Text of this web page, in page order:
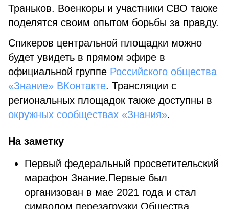
Траньков. Военкоры и участники СВО также
поделятся своим опытом борьбы за правду.
Спикеров центральной площадки можно
будет увидеть в прямом эфире в
официальной группе Российского общества
«Знание» ВКонтакте. Трансляции с
региональных площадок также доступны в
окружных сообществах «Знания».
На заметку
Первый федеральный просветительский
марафон Знание.Первые был
организован в мае 2021 года и стал
символом перезагрузки Общества